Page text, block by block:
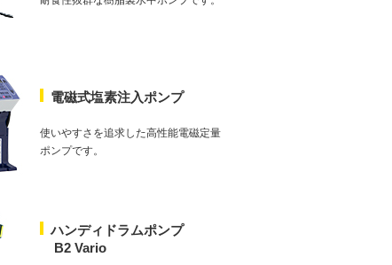
電磁式塩素注入ポンプ
使いやすさを追求した高性能電磁定量
ポンプです。
ハンディドラムポンプ
B2 Vario